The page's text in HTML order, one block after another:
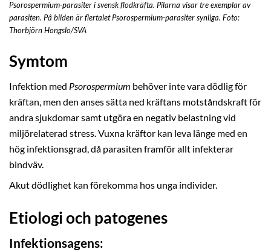
Psorospermium-parasiter i svensk flodkräfta. Pilarna visar tre exemplar av
parasiten. På bilden är flertalet Psorospermium-parasiter synliga. Foto:
Thorbjörn Hongslo/SVA
Symtom
Infektion med Psorospermium behöver inte vara dödlig för
kräftan, men den anses sätta ned kräftans motståndskraft för
andra sjukdomar samt utgöra en negativ belastning vid
miljörelaterad stress. Vuxna kräftor kan leva länge med en
hög infektionsgrad, då parasiten framför allt infekterar
bindväv.
Akut dödlighet kan förekomma hos unga individer.
Etiologi och patogenes
Infektionsagens: